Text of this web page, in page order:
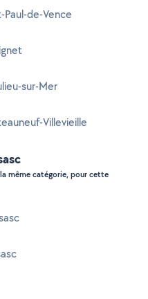
Paul-de-Vence
sur-Mer
Villevieille
même catégorie, pour cette